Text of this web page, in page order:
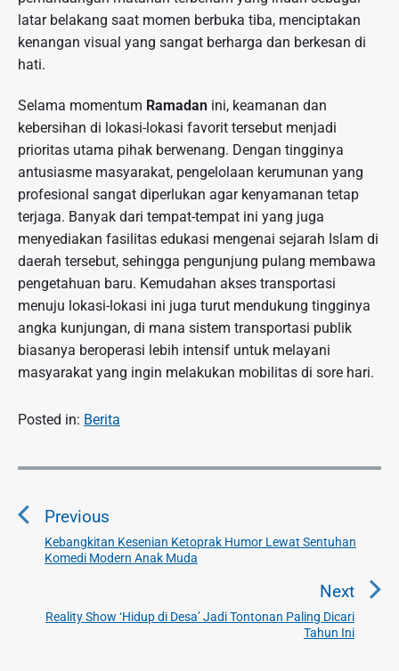
latar belakang saat momen berbuka tiba, menciptakan
kenangan visual yang sangat berharga dan berkesan di
hati.
Selama momentum Ramadan ini, keamanan dan
kebersihan di lokasi-lokasi favorit tersebut menjadi
prioritas utama pihak berwenang. Dengan tingginya
antusiasme masyarakat, pengelolaan kerumunan yang
profesional sangat diperlukan agar kenyamanan tetap
terjaga. Banyak dari tempat-tempat ini yang juga
menyediakan fasilitas edukasi mengenai sejarah Islam di
daerah tersebut, sehingga pengunjung pulang membawa
pengetahuan baru. Kemudahan akses transportasi
menuju lokasi-lokasi ini juga turut mendukung tingginya
angka kunjungan, di mana sistem transportasi publik
biasanya beroperasi lebih intensif untuk melayani
masyarakat yang ingin melakukan mobilitas di sore hari.
Posted in: Berita
N
v
Previous
P
r
v
Kebangkitan Kesenian Ketoprak Humor Lewat Sentuhan
Komedi Modern Anak Muda
Next
N
e
Reality Show ‘Hidup di Desa’ Jadi Tontonan Paling Dicari
Tahun Ini